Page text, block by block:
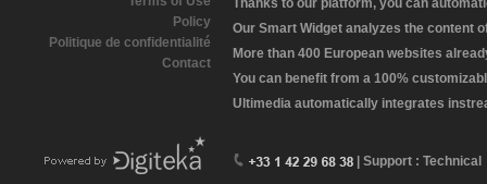
Policy
Politique de confidentialité
Contact
Thanks to our platform, you can
Our Smart Widget analyzes the content
More than 400 European websites
You can benefit from a 100%
Ultimedia automatically integrates
| Support : Technical